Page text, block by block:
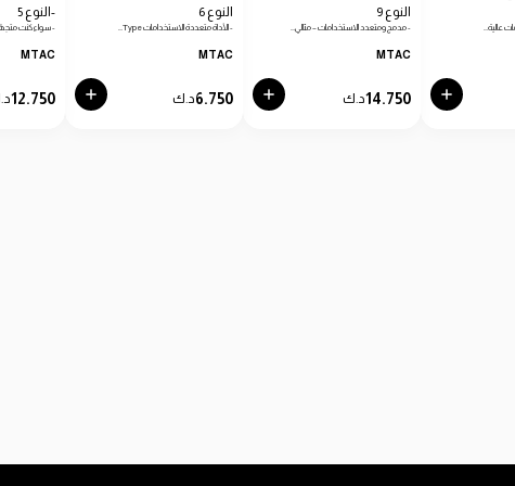
عالية…
النوع 9
- مدمج ومتعدد الاستخدامات – مثالي…
MTAC
14.750د.ك
النوع 6
- الأداة متعددة الاستخدامات Type…
MTAC
6.750د.ك
-النوع 5
- سواء كنت متجهًا
MTAC
12.750